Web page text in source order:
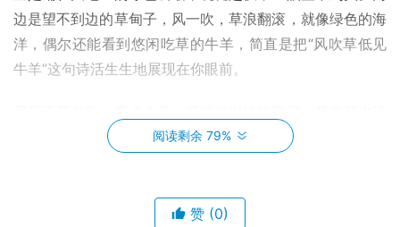
边是望不到边的草甸子，风一吹，草浪翻滚，就像绿色的海
洋，偶尔还能看到悠闲吃草的牛羊，简直是把“风吹草低见
牛羊”这句诗活生生地展现在你眼前。
新的味道，还有泥土的芬芳，整个人都快飞起来了。🚗💨
小帐篷，就那么静静地看着远方，多惬意啊！我觉得，这才
阅读剩余 79%
赞 (0)